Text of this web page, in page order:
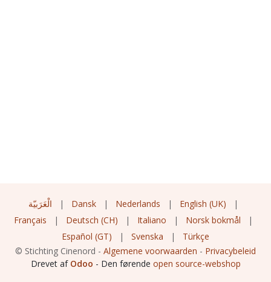
© Stichting Cinenord - Algemene voorwaarden - Privacybeleid
الْعَرَبيّة | Dansk | Nederlands | English (UK)
|
Français
| Deutsch (CH) | Italiano | Norsk bokmål
|
Español (GT)
| Svenska | Türkçe
Drevet af Odoo - Den førende open source-webshop